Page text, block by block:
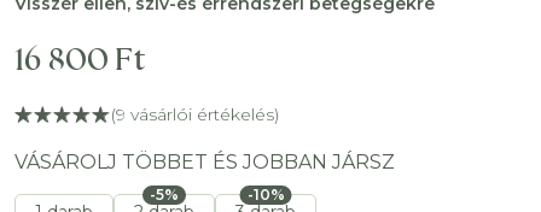
16 800 Ft
(9 vásárlói értékelés)
VÁSÁROLJ TÖBBET ÉS JOBBAN JÁRSZ
-5% -10%